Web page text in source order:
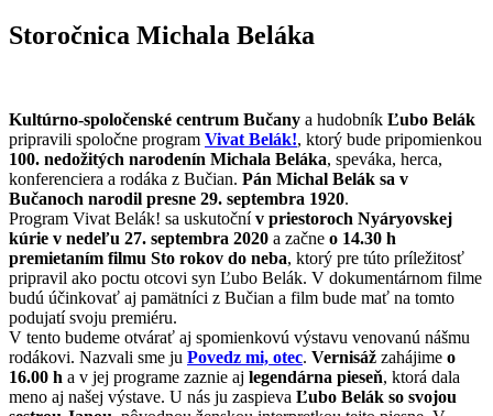
Storočnica Michala Beláka
Kultúrno-spoločenské centrum Bučany a hudobník Ľubo Belák
pripravili spoločne program Vivat Belák!, ktorý bude pripomienkou
100. nedožitých narodenín Michala Beláka, speváka, herca,
konferenciera a rodáka z Bučian. Pán Michal Belák sa v
Bučanoch narodil presne 29. septembra 1920.
Program Vivat Belák! sa uskutočnív priestoroch Nyáryovskej
kúrie v nedeľu 27. septembra 2020 a začne o 14.30 h
premietaním filmu Sto rokov do neba, ktorý pre túto príležitosť
pripravil ako poctu otcovi syn Ľubo Belák. V dokumentárnom filme
budú účinkovať aj pamätníci z Bučian a film bude mať na tomto
podujatí svoju premiéru.
V tento budeme otvárať aj spomienkovú výstavu venovanú nášmu
rodákovi. Nazvali sme ju Povedz mi, otec. Vernisáž zahájime o
16.00 h a v jej programe zaznie aj legendárna pieseň, ktorá dala
meno aj našej výstave. U nás ju zaspieva Ľubo Belák so svojou